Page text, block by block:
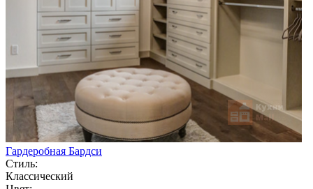
Гардеробная Бардси
Стиль:
Классический